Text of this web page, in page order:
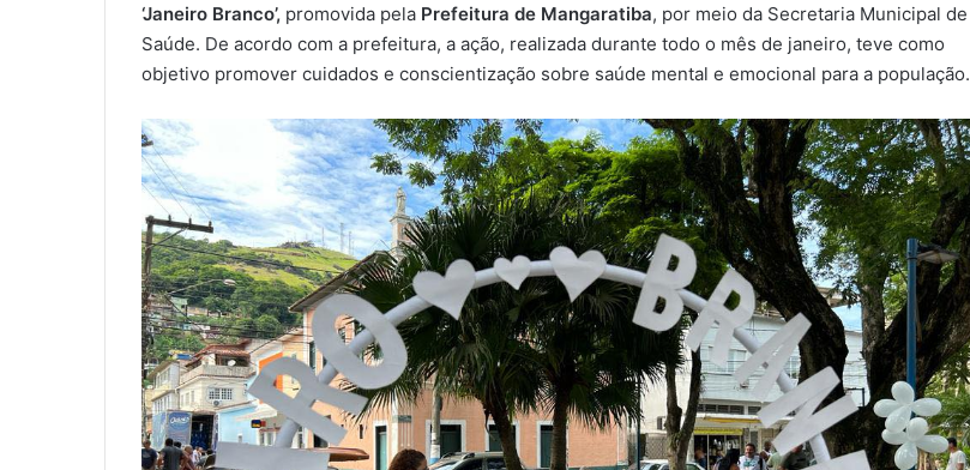
m
e
-
‘Janeiro Branco’, promovida pela Prefeitura de Mangaratiba, por meio da Secretaria Municipal de
Saúde. De acordo com a prefeitura, a ação, realizada durante todo o mês de janeiro, teve como
objetivo promover cuidados e conscientização sobre saúde mental e emocional para a população.